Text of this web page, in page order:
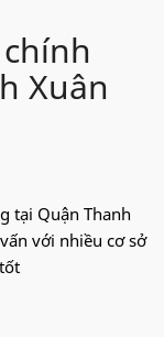
Xuân
tại Quận Thanh
với nhiều cơ sở